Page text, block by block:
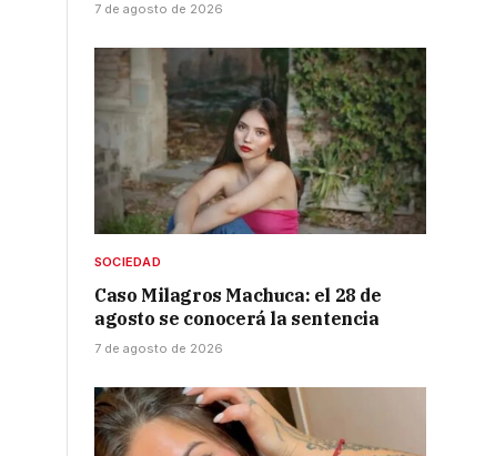
7 de agosto de 2026
SOCIEDAD
Caso Milagros Machuca: el 28 de
agosto se conocerá la sentencia
7 de agosto de 2026